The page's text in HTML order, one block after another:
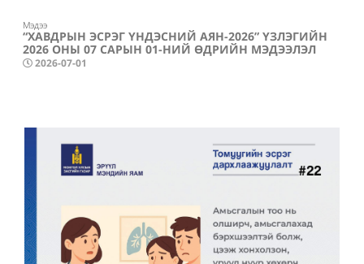
Мэдээ
“ХАВДРЫН ЭСРЭГ ҮНДЭСНИЙ АЯН-2026” ҮЗЛЭГИЙН
2026 ОНЫ 07 САРЫН 01-НИЙ ӨДРИЙН МЭДЭЭЛЭЛ
2026-07-01